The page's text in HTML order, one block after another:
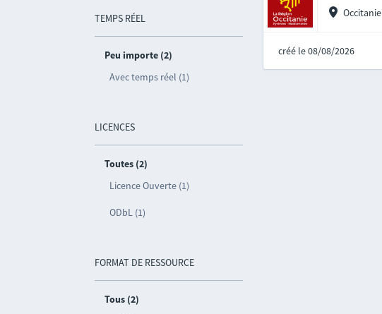
TEMPS RÉEL
Peu importe (2)
Avec temps réel (1)
LICENCES
Toutes (2)
Licence Ouverte (1)
ODbL (1)
FORMAT DE RESSOURCE
Tous (2)
Occitanie
créé le 08/08/2026